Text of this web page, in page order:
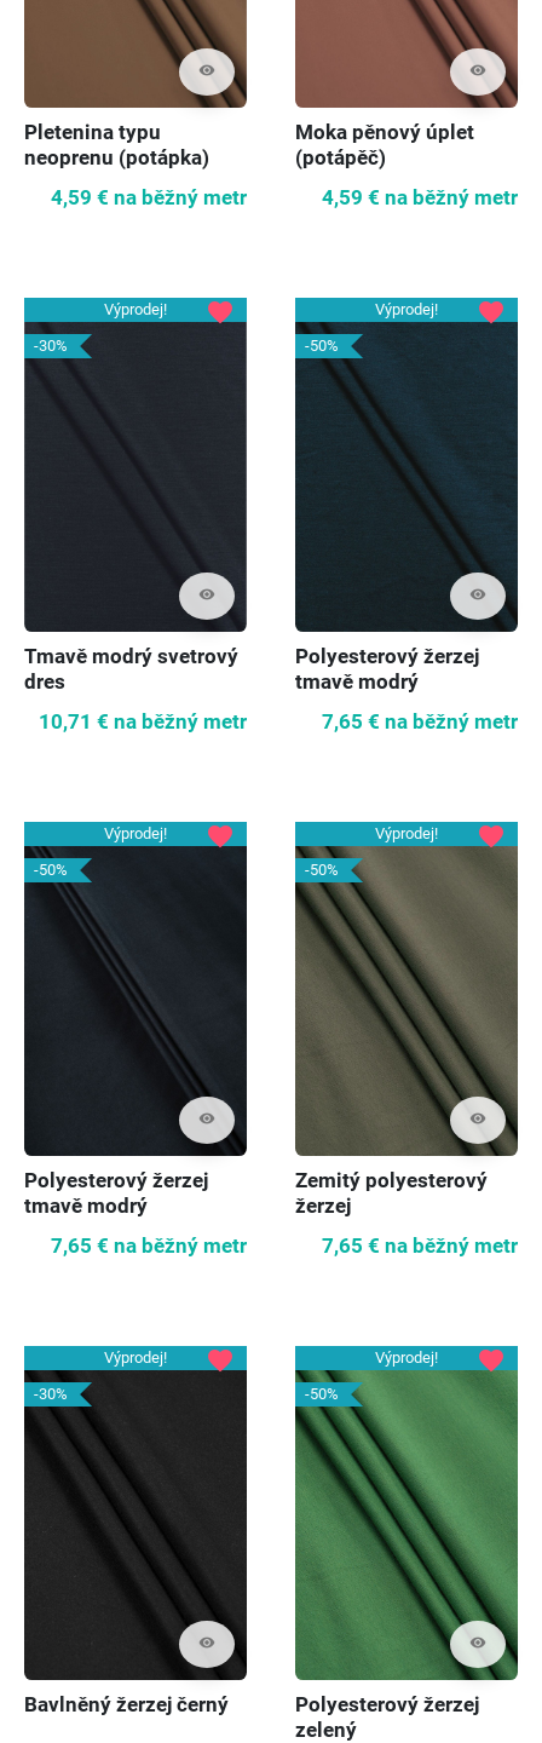
visibility
Pletenina typu
neoprenu (potápka)
4,59 € na běžný metr
visibility
Moka pěnový úplet
(potápěč)
4,59 € na běžný metr
Výprodej!
-30%
visibility
favorite
Tmavě modrý svetrový
dres
10,71 € na běžný metr
Výprodej!
-50%
visibility
favorite
Polyesterový žerzej
tmavě modrý
7,65 € na běžný metr
Výprodej!
-50%
visibility
favorite
Polyesterový žerzej
tmavě modrý
7,65 € na běžný metr
Výprodej!
-50%
visibility
favorite
Zemitý polyesterový
žerzej
7,65 € na běžný metr
Výprodej!
-30%
visibility
favorite
Bavlněný žerzej černý
Výprodej!
-50%
visibility
favorite
Polyesterový žerzej
zelený